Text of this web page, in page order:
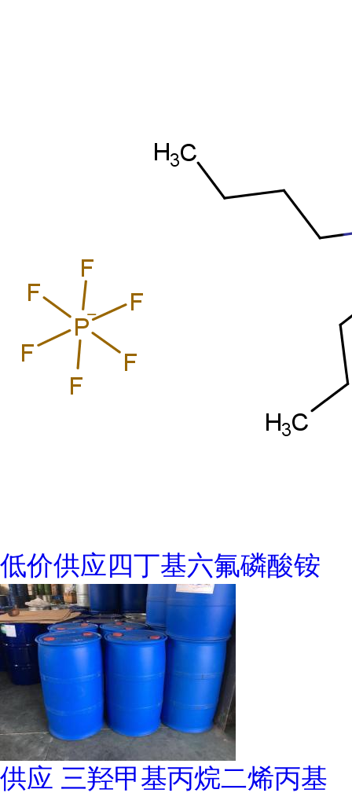
低价供应四丁基六氟磷酸铵
供应 三羟甲基丙烷二烯丙基